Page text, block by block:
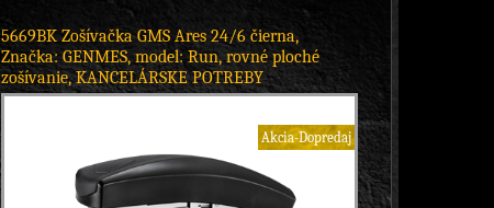
5669BK Zošívačka GMS Ares 24/6 čierna,
Značka: GENMES, model: Run, rovné ploché
zošívanie, KANCELÁRSKE POTREBY
Akcia-Dopredaj